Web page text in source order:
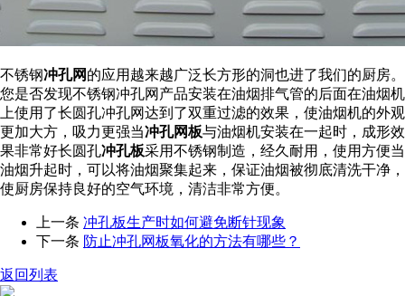
不锈钢冲孔网的应用越来越广泛长方形的洞也进了我们的厨房。
您是否发现不锈钢冲孔网产品安装在油烟排气管的后面在油烟机
上使用了长圆孔冲孔网达到了双重过滤的效果，使油烟机的外观
更加大方，吸力更强当冲孔网板与油烟机安装在一起时，成形效
果非常好长圆孔冲孔板采用不锈钢制造，经久耐用，使用方便当
油烟升起时，可以将油烟聚集起来，保证油烟被彻底清洗干净，
使厨房保持良好的空气环境，清洁非常方便。
上一条 冲孔板生产时如何避免断针现象
下一条 防止冲孔网板氧化的方法有哪些？
返回列表